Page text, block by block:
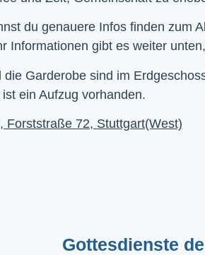
du genauere Infos finden zum
Informationen gibt es weiter
Garderobe sind im
ein Aufzug vorhanden.
Forststraße 72, Stuttgart(West)
Gottesdienste